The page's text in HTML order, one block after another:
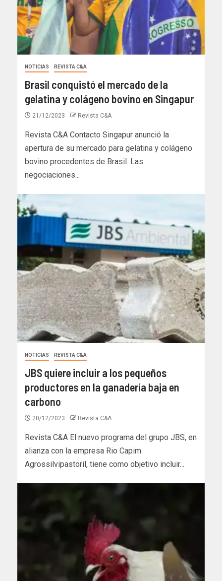
NOTICIAS REVISTA C&A
Brasil conquistó el mercado de la
gelatina y colágeno bovino en Singapur
21/12/2023 Revista C&A
Revista C&A Contacto Singapur anunció la
apertura de su mercado para gelatina y colágeno
bovino procedentes de Brasil. Las
negociaciones...
NOTICIAS REVISTA C&A
JBS quiere incluir a los pequeños
productores en la ganadería baja en
carbono
20/12/2023 Revista C&A
Revista C&A El nuevo programa del grupo JBS, en
alianza con la empresa Rio Capim
Agrossilvipastoril, tiene como objetivo incluir...